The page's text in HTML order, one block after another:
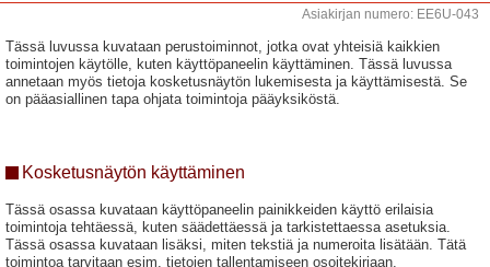
Asiakirjan numero: EE6U-043
Tässä luvussa kuvataan perustoiminnot, jotka ovat yhteisiä kaikkien
toimintojen käytölle, kuten käyttöpaneelin käyttäminen. Tässä luvussa
annetaan myös tietoja kosketusnäytön lukemisesta ja käyttämisestä. Se
on pääasiallinen tapa ohjata toimintoja pääyksiköstä.
Kosketusnäytön käyttäminen
Tässä osassa kuvataan käyttöpaneelin painikkeiden käyttö erilaisia
toimintoja tehtäessä, kuten säädettäessä ja tarkistettaessa asetuksia.
Tässä osassa kuvataan lisäksi, miten tekstiä ja numeroita lisätään. Tätä
toimintoa tarvitaan esim. tietojen tallentamiseen osoitekirjaan.